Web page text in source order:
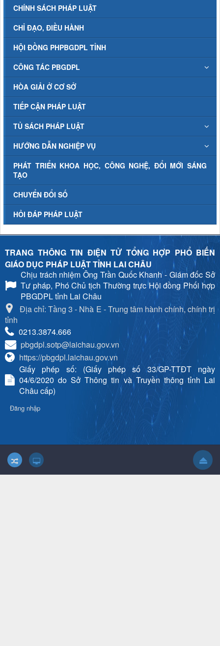
CHÍNH SÁCH PHÁP LUẬT
CHỈ ĐẠO, ĐIỀU HÀNH
HỘI ĐỒNG PHPBGDPL TỈNH
CÔNG TÁC PBGDPL
HÒA GIẢI Ở CƠ SỞ
TIẾP CẬN PHÁP LUẬT
TỦ SÁCH PHÁP LUẬT
HƯỚNG DẪN NGHIỆP VỤ
PHÁT TRIỂN KHOA HỌC, CÔNG NGHỆ, ĐỔI MỚI SÁNG
TẠO
CHUYỂN ĐỔI SỐ
HỎI ĐÁP PHÁP LUẬT
TRANG THÔNG TIN ĐIỆN TỬ TỔNG HỢP PHỔ BIẾN
GIÁO DỤC PHÁP LUẬT TỈNH LAI CHÂU
Chịu trách nhiệmÔng Trần Quốc Khanh - Giám đốc Sở
Tư pháp, Phó Chủ tịch Thường trực Hội đồng Phối hợp
PBGDPL tỉnh Lai Châu
Địa chỉ: Tầng 3 - Nhà E - Trung tâm hành chính, chính trị
tỉnh
0213.3874.666
pbgdpl.sotp@laichau.gov.vn
https://pbgdpl.laichau.gov.vn
Giấy phép số: (Giấy phép số 33/GP-TTĐT ngày
04/6/2020 do Sở Thông tin và Truyền thông tỉnh Lai
Châu cấp)
Đăng nhập